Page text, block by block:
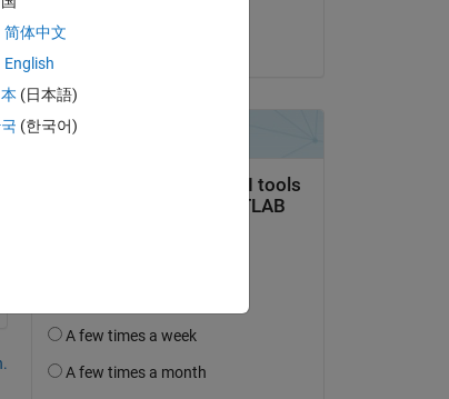
le 10 Déc 2024
简体中文
English
(日本語)
(한국어)